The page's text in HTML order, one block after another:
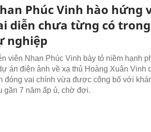
Phúc Vinh hào hứng
diễn chưa từng có trong
nghiệp
viên Nhan Phúc Vinh bày tỏ niềm hạnh
án điện ảnh về xạ thủ Hoàng Xuân Vinh
đóng vai chính vừa được công bố với
gần 7 năm ấp ủ, chờ đợi.